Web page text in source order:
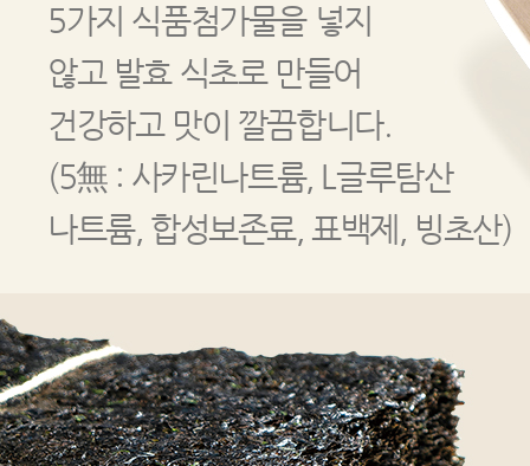
5가지 식품첨가물을 넣지
않고 발효 식초로 만들어
건강하고 맛이 깔끔합니다.
(5無 : 사카린나트륨, L글루탐산
나트륨, 합성보존료, 표백제, 빙초산)